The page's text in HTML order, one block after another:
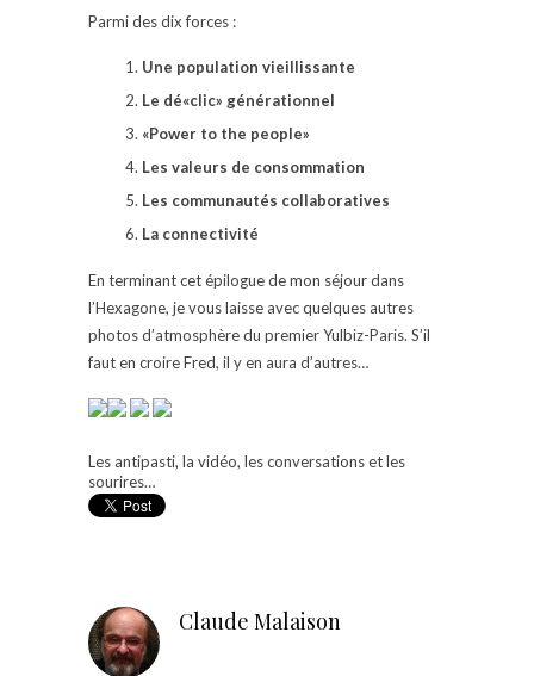
Parmi des dix forces :
Une population vieillissante
Le dé«clic» générationnel
«Power to the people»
Les valeurs de consommation
Les communautés collaboratives
La connectivité
En terminant cet épilogue de mon séjour dans
l’Hexagone, je vous laisse avec quelques autres
photos d’atmosphère du premier Yulbiz-Paris. S’il
faut en croire Fred, il y en aura d’autres…
Les antipasti, la vidéo, les conversations et les
sourires…
Claude Malaison